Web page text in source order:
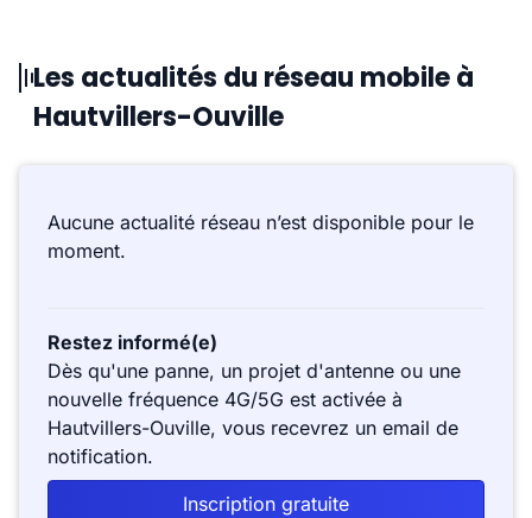
Les actualités du réseau mobile à
Hautvillers-Ouville
Aucune actualité réseau n’est disponible pour le
moment.
Restez informé(e)
Dès qu'une panne, un projet d'antenne ou une
nouvelle fréquence 4G/5G est activée à
Hautvillers-Ouville, vous recevrez un email de
notification.
Inscription gratuite